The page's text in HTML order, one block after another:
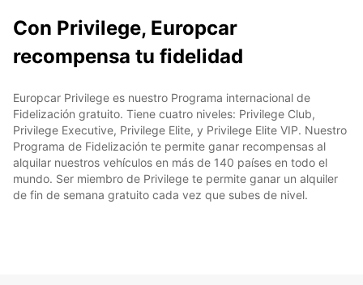
Con Privilege, Europcar
recompensa tu fidelidad
Europcar Privilege es nuestro Programa internacional de
Fidelización gratuito. Tiene cuatro niveles: Privilege Club,
Privilege Executive, Privilege Elite, y Privilege Elite VIP. Nuestro
Programa de Fidelización te permite ganar recompensas al
alquilar nuestros vehículos en más de 140 países en todo el
mundo. Ser miembro de Privilege te permite ganar un alquiler
de fin de semana gratuito cada vez que subes de nivel.